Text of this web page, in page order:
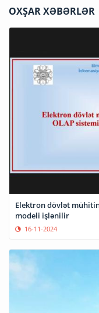
OXŞAR XƏBƏRLƏR
Elektron dövlət
modeli işlənilir
16-11-2024